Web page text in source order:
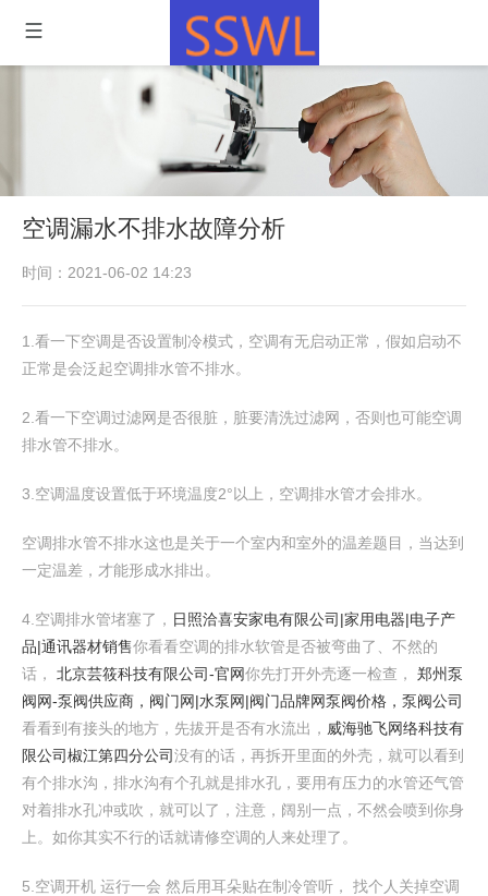
空调漏水不排水故障分析
时间：2021-06-02 14:23
1.看一下空调是否设置制冷模式，空调有无启动正常，假如启动不
正常是会泛起空调排水管不排水。
2.看一下空调过滤网是否很脏，脏要清洗过滤网，否则也可能空调
排水管不排水。
3.空调温度设置低于环境温度2°以上，空调排水管才会排水。
空调排水管不排水这也是关于一个室内和室外的温差题目，当达到
一定温差，才能形成水排出。
4.空调排水管堵塞了， 日照洽喜安家电有限公司|家用电器|电子产
品|通讯器材销售你看看空调的排水软管是否被弯曲了、不然的
话， 北京芸筱科技有限公司-官网你先打开外壳逐一检查， 郑州泵
阀网-泵阀供应商，阀门网|水泵网|阀门品牌网泵阀价格，泵阀公司
看看到有接头的地方，先拔开是否有水流出， 威海驰飞网络科技有
限公司椒江第四分公司没有的话，再拆开里面的外壳，就可以看到
有个排水沟，排水沟有个孔就是排水孔，要用有压力的水管还气管
对着排水孔冲或吹，就可以了，注意，阔别一点，不然会喷到你身
上。如你其实不行的话就请修空调的人来处理了。
5.空调开机 运行一会 然后用耳朵贴在制冷管听， 找个人关掉空调